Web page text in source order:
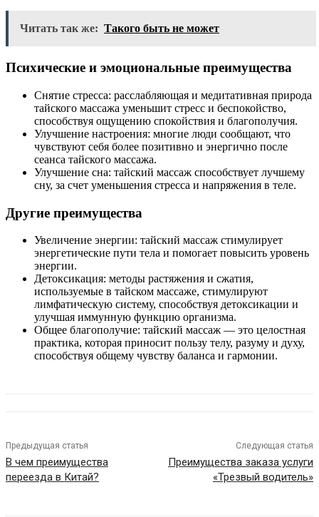
Читать так же: Такого быть не может
Психические и эмоциональные преимущества
Снятие стресса: расслабляющая и медитативная природа
тайского массажа уменьшит стресс и беспокойство,
способствуя ощущению спокойствия и благополучия.
Улучшение настроения: многие люди сообщают, что
чувствуют себя более позитивно и энергично после
сеанса тайского массажа.
Улучшение сна: тайский массаж способствует лучшему
сну, за счет уменьшения стресса и напряжения в теле.
Другие преимущества
Увеличение энергии: тайский массаж стимулирует
энергетические пути тела и помогает повысить уровень
энергии.
Детоксикация: методы растяжения и сжатия,
используемые в тайском массаже, стимулируют
лимфатическую систему, способствуя детоксикации и
улучшая иммунную функцию организма.
Общее благополучие: тайский массаж — это целостная
практика, которая приносит пользу телу, разуму и духу,
способствуя общему чувству баланса и гармонии.
Предыдущая статья
В чем преимущества
переезда в Китай?
Следующая статья
Преимущества заказа услуги
«Трезвый водитель»